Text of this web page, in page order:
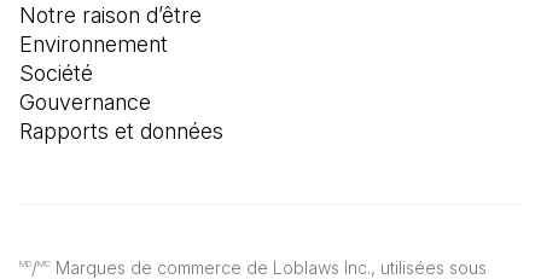
MD/MC Marques de commerce de Loblaws Inc., utilisées sous
Notre raison d’être
Environnement
Société
Gouvernance
Rapports et données